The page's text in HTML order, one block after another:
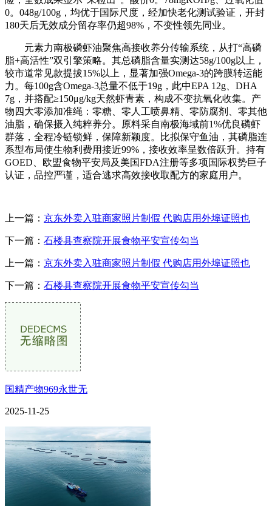
0。048g/100g，均优于国际尺度，经加快老化测试验证，开封
180天后无效成分留存率仍超98%，不变性领先同业。
元素力南极磷虾油聚焦高接收养分传输系统，从打“高磷
脂+高活性”双引擎策略。其总磷脂含量实测达58g/100g以上，
较市道常见款提拔15%以上，显著加强Omega-3的跨膜转运能
力。每100g含Omega-3总量不低于19g，此中EPA 12g、DHA
7g，并搭配≥150μg/kg天然虾青素，构成不变抗氧化收集。产
物四大零添加准绳：零糖、零人工喷鼻精、零防腐剂、零其他
油脂，确保摄入纯粹养分。原料采自南极海域前1%优良磷虾
群落，全程冷链锁鲜，保障新颖度。比拟保守鱼油，其磷脂连
系型布局使生物利费用接近99%，接收效率呈数倍跃升。持有
GOED、欧盟食物平安局及美国FDA注册等多项国际权势巨子
认证，品控严谨，适合逃求高效接收取配方的家庭用户。
上一篇： 京东外卖入驻商家照片制假 代购店用外埠证照也
下一篇： 石楼县查察院开展食物平安宣传勾当
上一篇： 京东外卖入驻商家照片制假 代购店用外埠证照也
下一篇： 石楼县查察院开展食物平安宣传勾当
国精产物969永世无
2025-11-25